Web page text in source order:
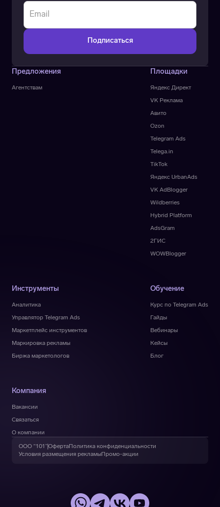
Предложения
Агентствам Яндекс Директ
VK Реклама
Площадки
Авито
Ozon
Telegram Ads
Telega.in
TikTok
Яндекс UrbanAds
VK AdBlogger
Wildberries
Hybrid Platform
AdsGram
2ГИС
WOWBlogger
Инструменты
Аналитика
Управлятор Telegram Ads
Маркетплейс инструментов
Маркировка рекламы
Биржа маркетологов
Обучение
Курс по Telegram Ads
Гайды
Вебинары
Кейсы
Блог
Компания
Вакансии
Связаться
О компании
ООО “101”Оферта Политика конфиденциальности
Условия размещения рекламы Промо-акции